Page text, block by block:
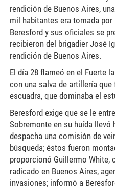
rendición de Buenos Aires,
mil habitantes era tomada
Beresford y sus oficiales se
recibieron del brigadier José
rendición de Buenos Aires.
El día 28 flameó en el Fuerte
con una salva de artillería
escuadra, que dominaba el
Beresford exige que se le
Sobremonte en su huída llevó
despacha una comisión de
búsqueda; éstos fueron
proporcionó Guillermo White,
radicado en Buenos Aires,
invasiones; informó a